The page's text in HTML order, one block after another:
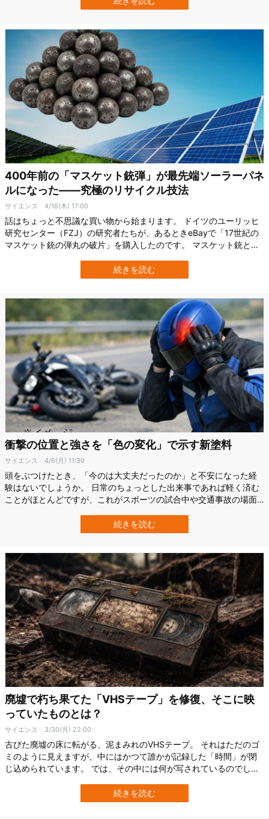
理由とは？ 卵の中身は主に、卵黄と白身、そしてごく小さなエアポ
400年前の「マスケット銃弾」が最先端ソーラーパネ
ルになった――究極のリサイクル技法
サイエンス 4/16(木) 17:00
話はちょっと不思議な買い物から始まります。 ドイツのユーリッヒ
研究センター（FZJ）の研究者たちが、あるときeBayで「17世紀の
マスケット銃の弾丸の破片」を購入したのです。 マスケット銃とい
れたのは、400年近く前にヨーロッパのどこかで撃たれたか、ある
いは撃たれずに土に埋もれていた、「戦場の遺物」でした。 しか
続きを読む
衝撃の位置と強さを「色の変化」で示す新塗料
サイエンス 4/6(月) 11:30
頭をぶつけたとき、「今のは大丈夫だったのか」と不安になった経
験はないでしょうか。 日常のちょっとした出来事であれば軽く済む
ことがほとんどですが、これがスポーツの試合中や交通事故の場面
ごされ、重大なダメージにつながることもあります。 実はこうし
た“見えない衝撃”を、色として記録できる塗料が開発されています。
続きを読む
廃墟で朽ち果てた「VHSテープ」を修復、そこに映
っていたものとは？
サイエンス 3/30(月) 22:00
古びた廃墟の床に転がる、泥まみれのVHSテープ。 それはただのゴ
ミのように見えますが、中にはかつて誰かが記録した「時間」が閉
じ込められています。 では、その中には何が写されているのでしょ
のYouTuber、ブレイディ・ブランドウッド（Brady Brandwood）さ
んです。 彼は10年以上も風雨にさらされていたVHSテープやCDを回
続きを読む